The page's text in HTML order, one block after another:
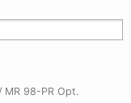
MR 98-PR Opt.